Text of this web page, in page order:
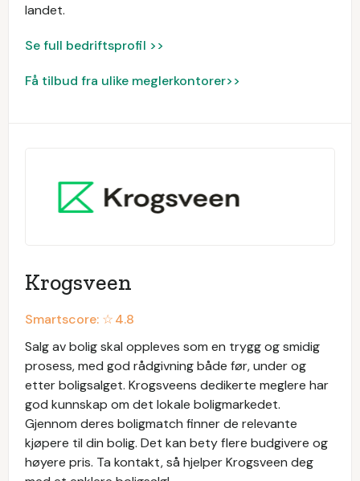
landet.
Se full bedriftsprofil >>
Få tilbud fra ulike meglerkontorer>>
Krogsveen
Smartscore: ☆4.8
Salg av bolig skal oppleves som en trygg og smidig
prosess, med god rådgivning både før, under og
etter boligsalget. Krogsveens dedikerte meglere har
god kunnskap om det lokale boligmarkedet.
Gjennom deres boligmatch finner de relevante
kjøpere til din bolig. Det kan bety flere budgivere og
høyere pris. Ta kontakt, så hjelper Krogsveen deg